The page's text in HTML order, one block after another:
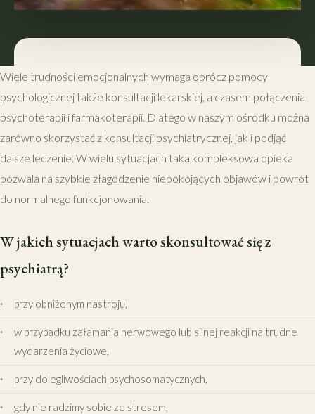
Wiele trudności emocjonalnych wymaga oprócz pomocy
psychologicznej także konsultacji lekarskiej, a czasem połączenia
psychoterapii i farmakoterapii. Dlatego w naszym ośrodku można
zarówno skorzystać z konsultacji psychiatrycznej, jak i podjąć
dalsze leczenie. W wielu sytuacjach taka kompleksowa opieka
pozwala na szybkie złagodzenie niepokojących objawów i powrót
do normalnego funkcjonowania.
W jakich sytuacjach warto skonsultować się z
psychiatrą?
przy obniżonym nastroju,
w przypadku załamania nerwowego lub silnej reakcji na trudne
wydarzenia życiowe,
przy dolegliwościach psychosomatycznych,
gdy nie radzimy sobie ze stresem,